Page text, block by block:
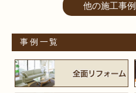
他の施工事
事例一覧